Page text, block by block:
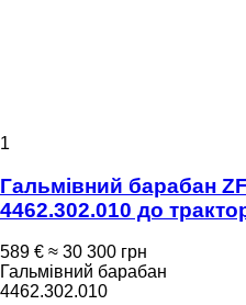
1
Гальмівний барабан
4462.302.010 до
589 € ≈ 30 300 грн
Гальмівний барабан
4462.302.010